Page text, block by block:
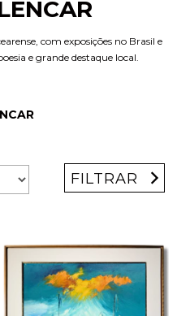
com exposições no Brasil e
e grande destaque local.
FILTRAR